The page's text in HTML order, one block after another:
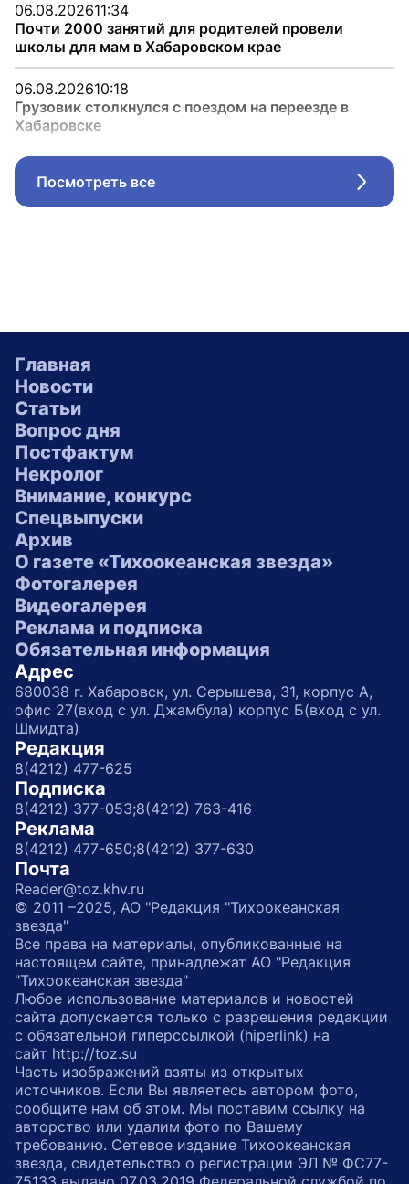
06.08.202611:34
Почти 2000 занятий для родителей провели
школы для мам в Хабаровском крае
06.08.202610:18
Грузовик столкнулся с поездом на переезде в
Хабаровске
Посмотреть все
Главная
Новости
Статьи
Вопрос дня
Постфактум
Некролог
Внимание, конкурс
Спецвыпуски
Архив
О газете «Тихоокеанская звезда»
Фотогалерея
Видеогалерея
Реклама и подписка
Обязательная информация
Адрес
680038 г. Хабаровск, ул. Серышева, 31, корпус А,
офис 27(вход с ул. Джамбула) корпус Б(вход с ул.
Шмидта)
Редакция
8(4212) 477-625
Подписка
8(4212) 377-053;8(4212) 763-416
Реклама
8(4212) 477-650;8(4212) 377-630
Почта
Reader@toz.khv.ru
© 2011 –2025, АО "Редакция "Тихоокеанская
звезда"
Все права на материалы, опубликованные на
настоящем сайте, принадлежат АО "Редакция
"Тихоокеанская звезда"
Любое использование материалов и новостей
сайта допускается только с разрешения редакции
с обязательной гиперссылкой (hiperlink) на
сайт http://toz.su
Часть изображений взяты из открытых
источников. Если Вы являетесь автором фото,
сообщите нам об этом. Мы поставим ссылку на
авторство или удалим фото по Вашему
требованию. Сетевое издание Тихоокеанская
звезда, свидетельство о регистрации ЭЛ № ФС77-